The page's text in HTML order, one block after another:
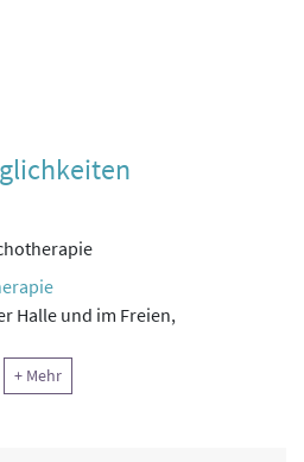
Halle und im Freien,
+ Mehr